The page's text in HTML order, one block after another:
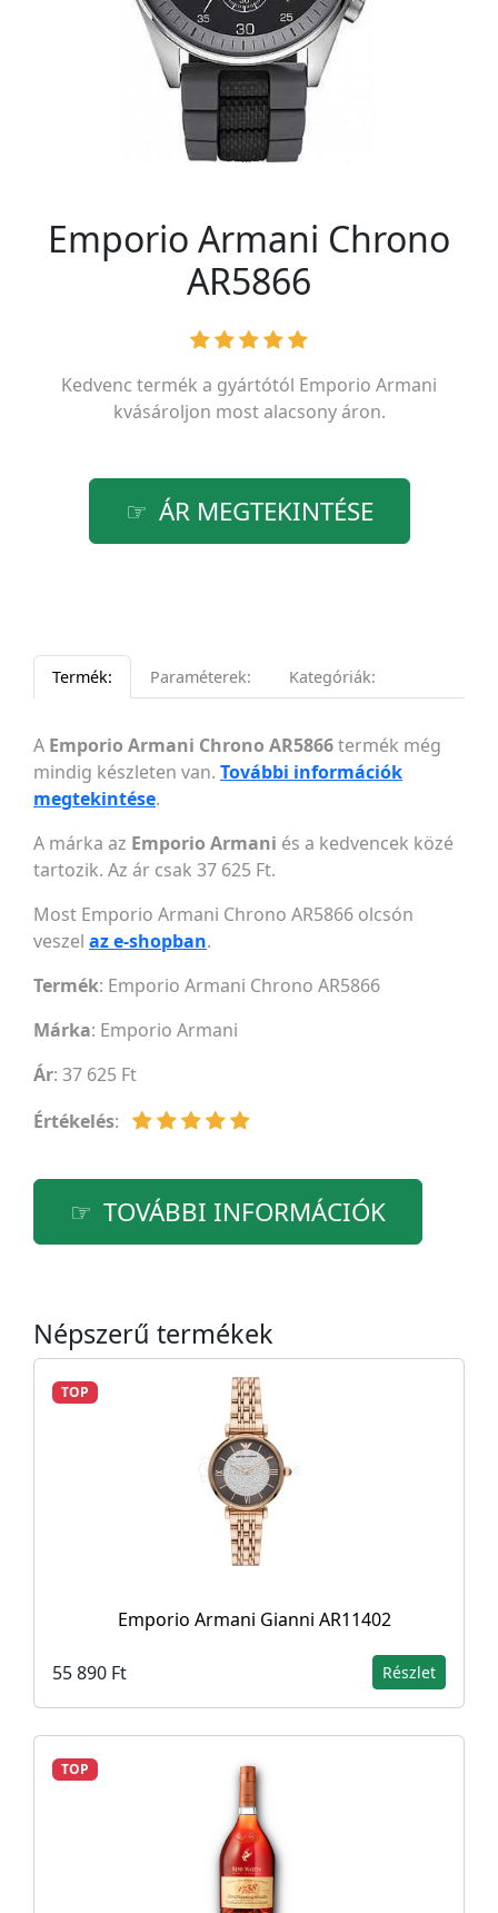
Emporio Armani Chrono
AR5866
Kedvenc termék a gyártótól Emporio Armani
kvásároljon most alacsony áron.
ÁR MEGTEKINTÉSE
Termék: Paraméterek: Kategóriák:
A Emporio Armani Chrono AR5866termék még
mindig készleten van. További információk
megtekintése.
A márka az Emporio Armani és a kedvencek közé
tartozik. Az ár csak 37 625 Ft.
Most Emporio Armani Chrono AR5866 olcsón
veszel az e-shopban.
Termék: Emporio Armani Chrono AR5866
Márka: Emporio Armani
Ár: 37 625 Ft
Értékelés:
TOVÁBBI INFORMÁCIÓK
Népszerű termékek
TOP
Emporio Armani Gianni AR11402
55 890 Ft Részlet
TOP